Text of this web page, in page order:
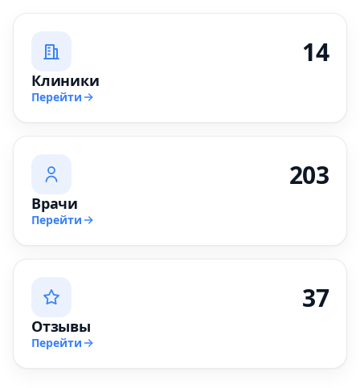
14
Клиники
Перейти
203
Врачи
Перейти
37
Отзывы
Перейти